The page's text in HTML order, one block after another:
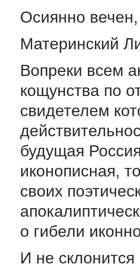
Осиянно вечен,
Материнский
Вопреки всем
кощунства по
свидетелем
будущая
иконописная,
своих
о гибели
И не